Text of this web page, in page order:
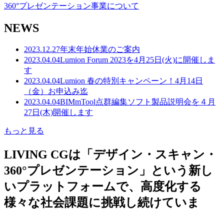
360°プレゼンテーション事業について
NEWS
2023.12.27年末年始休業のご案内
2023.04.04Lumion Forum 2023を4月25日(火)に開催しま
す
2023.04.04Lumion 春の特別キャンペーン！4月14日
（金）お申込み迄
2023.04.04BIMmTool点群編集ソフト製品説明会を４月
27日(木)開催します
もっと見る
LIVING CGは「デザイン・スキャン・
360°プレゼンテーション」という新し
いプラットフォームで、高度化する
様々な社会課題に挑戦し続けていま